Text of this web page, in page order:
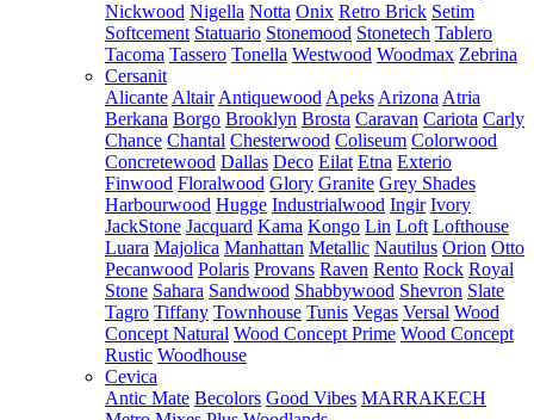
Nickwood Nigella Notta Onix Retro Brick Setim
Softcement Statuario Stonemood Stonetech Tablero
Tacoma Tassero Tonella Westwood Woodmax Zebrina
Cersanit
Alicante Altair Antiquewood Apeks Arizona Atria
Berkana Borgo Brooklyn Brosta Caravan Cariota Carly
Chance Chantal Chesterwood Coliseum Colorwood
Concretewood Dallas Deco Eilat Etna Exterio
Finwood Floralwood Glory Granite Grey Shades
Harbourwood Hugge Industrialwood Ingir Ivory
JackStone Jacquard Kama Kongo Lin Loft Lofthouse
Luara Majolica Manhattan Metallic Nautilus Orion Otto
Pecanwood Polaris Provans Raven Rento Rock Royal
Stone Sahara Sandwood Shabbywood Shevron Slate
Tagro Tiffany Townhouse Tunis Vegas Versal Wood
Concept Natural Wood Concept Prime Wood Concept
Rustic Woodhouse
Cevica
Antic Mate Becolors Good Vibes MARRAKECH